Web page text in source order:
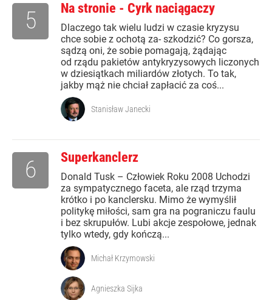
Na stronie - Cyrk naciągaczy
Dlaczego tak wielu ludzi w czasie kryzysu
chce sobie z ochotą za- szkodzić? Co gorsza,
sądzą oni, że sobie pomagają, żądając
od rządu pakietów antykryzysowych liczonych
w dziesiątkach miliardów złotych. To tak,
jakby mąż nie chciał zapłacić za coś...
5
Stanisław Janecki
Superkanclerz
Donald Tusk – Człowiek Roku 2008 Uchodzi
za sympatycznego faceta, ale rząd trzyma
krótko i po kanclersku. Mimo że wymyślił
politykę miłości, sam gra na pograniczu faulu
i bez skrupułów. Lubi akcje zespołowe, jednak
tylko wtedy, gdy kończą...
6
Michał Krzymowski
Agnieszka Sijka